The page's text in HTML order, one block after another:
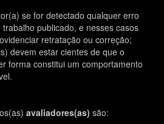
se for detectado qualquer erro
publicado, e nesses casos
retratação ou correção;
devem estar cientes de que o
forma constitui um comportamento
avaliadores(as) são: